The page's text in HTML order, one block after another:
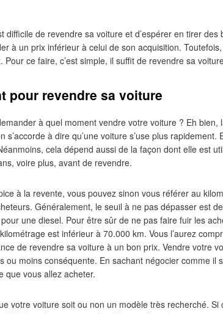
difficile de revendre sa voiture et d’espérer en tirer
à un prix inférieur à celui de son acquisition.
Pour ce faire, c’est simple, il suffit de revendre sa
pour revendre sa voiture
à quel moment vendre votre voiture ? Eh
s’accorde à dire qu’une voiture s’use plus
cela dépend aussi de la façon dont elle est
voire plus, avant de revendre.
à la revente, vous pouvez sinon vous référer au
Généralement, le seuil à ne pas dépasser est
une diesel. Pour être sûr de ne pas faire fuir les
est inférieur à 70.000 km. Vous l’aurez
de revendre sa voiture à un bon prix. Vendre votre
ou moins conséquente. En sachant négocier comme il
que vous allez acheter.
votre voiture soit ou non un modèle très recherché. Si